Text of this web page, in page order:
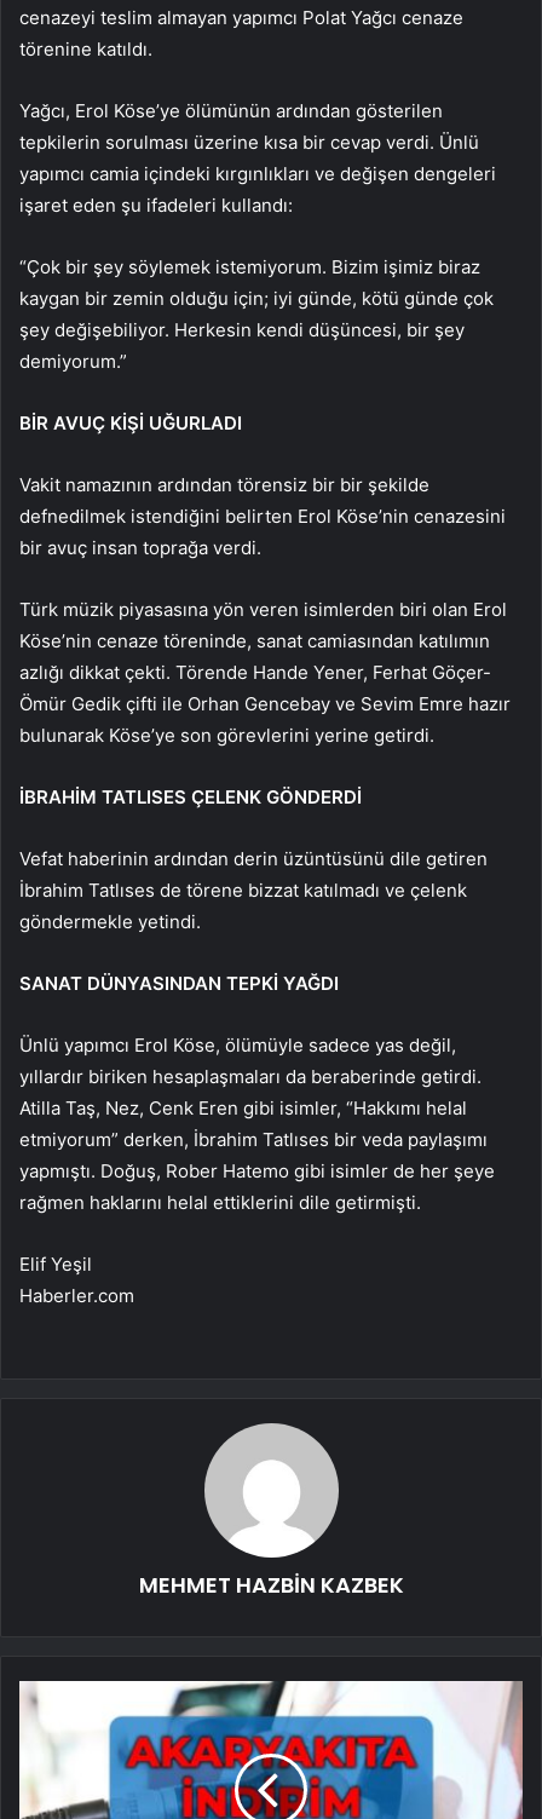
cenazeyi teslim almayan yapımcı Polat Yağcı cenaze
törenine katıldı.
Yağcı, Erol Köse’ye ölümünün ardından gösterilen
tepkilerin sorulması üzerine kısa bir cevap verdi. Ünlü
yapımcı camia içindeki kırgınlıkları ve değişen dengeleri
işaret eden şu ifadeleri kullandı:
“Çok bir şey söylemek istemiyorum. Bizim işimiz biraz
kaygan bir zemin olduğu için; iyi günde, kötü günde çok
şey değişebiliyor. Herkesin kendi düşüncesi, bir şey
demiyorum.”
BİR AVUÇ KİŞİ UĞURLADI
Vakit namazının ardından törensiz bir bir şekilde
defnedilmek istendiğini belirten Erol Köse’nin cenazesini
bir avuç insan toprağa verdi.
Türk müzik piyasasına yön veren isimlerden biri olan Erol
Köse’nin cenaze töreninde, sanat camiasından katılımın
azlığı dikkat çekti. Törende Hande Yener, Ferhat Göçer-
Ömür Gedik çifti ile Orhan Gencebay ve Sevim Emre hazır
bulunarak Köse’ye son görevlerini yerine getirdi.
İBRAHİM TATLISES ÇELENK GÖNDERDİ
Vefat haberinin ardından derin üzüntüsünü dile getiren
İbrahim Tatlıses de törene bizzat katılmadı ve çelenk
göndermekle yetindi.
SANAT DÜNYASINDAN TEPKİ YAĞDI
Ünlü yapımcı Erol Köse, ölümüyle sadece yas değil,
yıllardır biriken hesaplaşmaları da beraberinde getirdi.
Atilla Taş, Nez, Cenk Eren gibi isimler, “Hakkımı helal
etmiyorum” derken, İbrahim Tatlıses bir veda paylaşımı
yapmıştı. Doğuş, Rober Hatemo gibi isimler de her şeye
rağmen haklarını helal ettiklerini dile getirmişti.
Elif Yeşil
Haberler.com
MEHMET HAZBİN KAZBEK